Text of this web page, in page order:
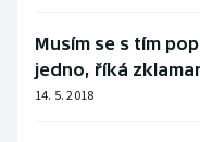
Musím se s tím
jedno, říká
14. 5. 2018